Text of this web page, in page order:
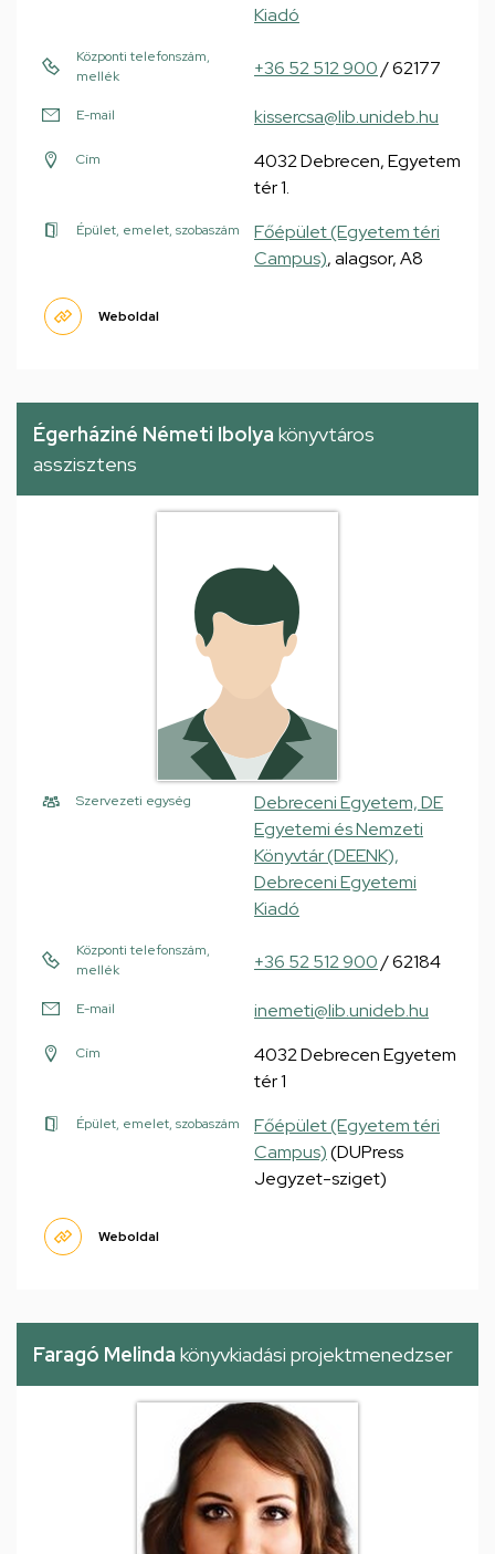
Kiadó
Központi telefonszám,
mellék
+36 52 512 900/ 62177
E-mail kissercsa@lib.unideb.hu
Cím
4032 Debrecen, Egyetem
tér 1.
Épület, emelet, szobaszám
Főépület (Egyetem téri
Campus), alagsor, A8
Weboldal
Égerháziné Németi Ibolya könyvtáros
asszisztens
Szervezeti egység
Debreceni Egyetem, DE
Egyetemi és Nemzeti
Könyvtár (DEENK),
Debreceni Egyetemi
Kiadó
Központi telefonszám,
mellék
+36 52 512 900/ 62184
E-mail inemeti@lib.unideb.hu
Cím
4032 Debrecen Egyetem
tér 1
Épület, emelet, szobaszám
Főépület (Egyetem téri
Campus)(DUPress
Jegyzet-sziget)
Weboldal
Faragó Melinda könyvkiadási projektmenedzser